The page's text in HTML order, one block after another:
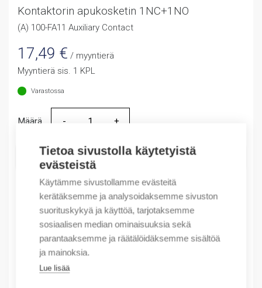
Tietoa sivustolla käytetyistä
evästeistä
Käytämme sivustollamme evästeitä
kerätäksemme ja analysoidaksemme sivuston
suorituskykyä ja käyttöä, tarjotaksemme
sosiaalisen median ominaisuuksia sekä
parantaaksemme ja räätälöidäksemme sisältöä
ja mainoksia.
Lue lisää
Kontaktorin apukosketin 1NC+1NO
(A) 100-FA11 Auxiliary Contact
17,49 € / myyntierä
Myyntierä sis. 1 KPL
Varastossa
Määrä
Määrä
LISÄÄ OSTOSKORIIN
Tuotekoodit
Tilauskoodi: 100FA11
Product order number: 100FA11
Valmistajan tuotenumero: 100-FA11